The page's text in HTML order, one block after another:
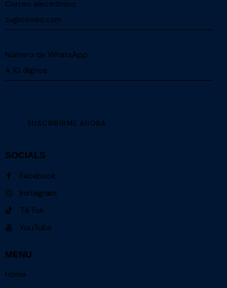
Correo electrónico
Número de WhatsApp
SOCIALS
Facebook
Instagram
TikTok
YouTube
MENU
Home